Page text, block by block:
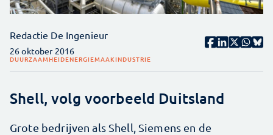
Redactie De Ingenieur
26 oktober 2016
DUURZAAMHEIDENERGIEMAAKINDUSTRIE
Shell, volg voorbeeld Duitsland
Grote bedrijven als Shell, Siemens en de